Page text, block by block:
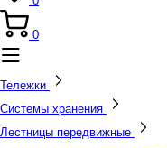
0
Тележки
Системы хранения
Лестницы передвижные